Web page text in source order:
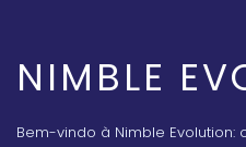
NIMBLE
Bem-vindo à Nimble